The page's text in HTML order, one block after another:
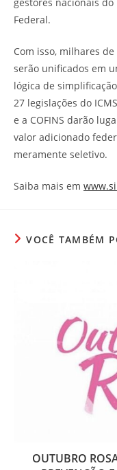
Federal.
Com isso, milhares
serão unificados em
lógica de
27 legislações do
e a COFINS darão
valor adicionado
meramente seletivo.
Saiba mais em
VOCÊ TAMBÉM
OUTUBRO